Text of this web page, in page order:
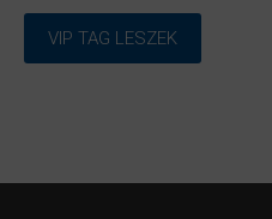
VIP TAG LESZEK